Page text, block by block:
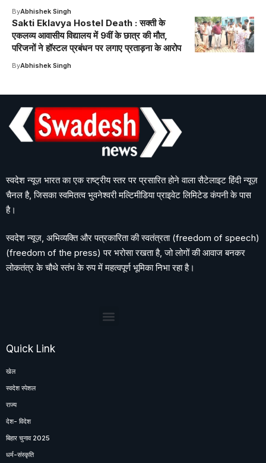
ByAbhishek Singh
Sakti Eklavya Hostel Death : सक्ती के
एकलव्य आवासीय विद्यालय में 9वीं के छात्र की मौत,
परिजनों ने हॉस्टल प्रबंधन पर लगाए प्रताड़ना के आरोप
ByAbhishek Singh
स्वदेश न्यूज़ भारत का एक राष्ट्रीय स्तर पर प्रसारित होने वाला सैटेलाइट हिंदी न्यूज़
चैनल है, जिसका स्वमितत्व भुवनेश्वरी मल्टिमीडिया प्राइवेट लिमिटेड कंपनी के पास
है।
स्वदेश न्यूज़, अभिव्यक्ति और पत्रकारिता की स्वतंत्रता (freedom of speech)
(freedom of the press) पर भरोसा रखता है, जो लोगों की आवाज बनकर
लोकतंत्र के चौथे स्तंभ के रुप में महत्वपूर्ण भूमिका निभा रहा है।
Quick Link
खेल
स्वदेश स्पेशल
राज्य
देश- विदेश
बिहार चुनाव 2025
धर्म-संस्कृति